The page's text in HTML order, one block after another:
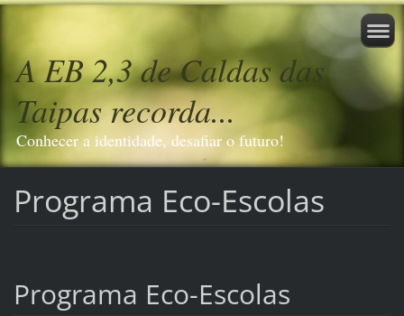
A EB 2,3 de Caldas das
Taipas recorda...
Conhecer a identidade, desafiar o futuro!
Programa Eco-Escolas
Programa Eco-Escolas